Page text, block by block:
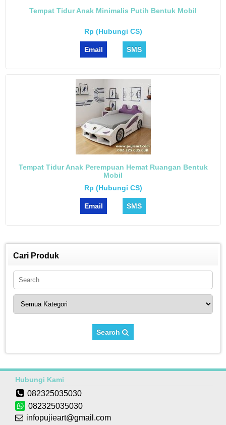
Tempat Tidur Anak Minimalis Putih Bentuk Mobil
Rp (Hubungi CS)
Email SMS
Tempat Tidur Anak Perempuan Hemat Ruangan Bentuk
Mobil
Rp (Hubungi CS)
Email SMS
Cari Produk
Search
Hubungi Kami
082325035030
082325035030
infopujieart@gmail.com